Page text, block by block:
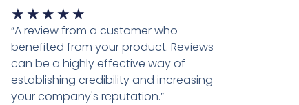
★ ★ ★ ★ ★
5
van
5
“A review from a customer who
benefited from your product. Reviews
can be a highly effective way of
establishing credibility and increasing
your company's reputation.”